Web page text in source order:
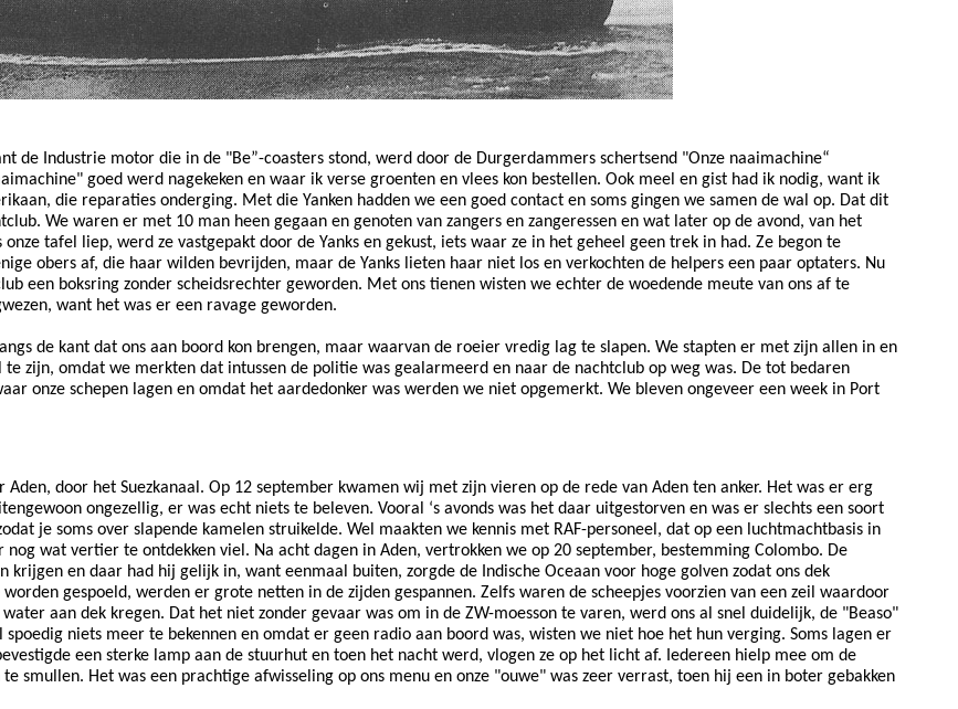
de Industrie motor die in de "Be”-coasters stond, werd door de Durgerdammers schertsend "Onze naaimachine“
goed werd nagekeken en waar ik verse groenten en vlees kon bestellen. Ook meel en gist had ik nodig, want ik
die reparaties onderging. Met die Yanken hadden we een goed contact en soms gingen we samen de wal op. Dat dit
We waren er met 10 man heen gegaan en genoten van zangers en zangeressen en wat later op de avond, van het
tafel liep, werd ze vastgepakt door de Yanks en gekust, iets waar ze in het geheel geen trek in had. Ze begon te
obers af, die haar wilden bevrijden, maar de Yanks lieten haar niet los en verkochten de helpers een paar optaters. Nu
een boksring zonder scheidsrechter geworden. Met ons tienen wisten we echter de woedende meute van ons af te
want het was er een ravage geworden.
de kant dat ons aan boord kon brengen, maar waarvan de roeier vredig lag te slapen. We stapten er met zijn allen in en
zijn, omdat we merkten dat intussen de politie was gealarmeerd en naar de nachtclub op weg was. De tot bedaren
onze schepen lagen en omdat het aardedonker was werden we niet opgemerkt. We bleven ongeveer een week in Port
door het Suezkanaal. Op 12 september kwamen wij met zijn vieren op de rede van Aden ten anker. Het was er erg
ongezellig, er was echt niets te beleven. Vooral ‘s avonds was het daar uitgestorven en was er slechts een soort
je soms over slapende kamelen struikelde. Wel maakten we kennis met RAF-personeel, dat op een luchtmachtbasis in
wat vertier te ontdekken viel. Na acht dagen in Aden, vertrokken we op 20 september, bestemming Colombo. De
krijgen en daar had hij gelijk in, want eenmaal buiten, zorgde de Indische Oceaan voor hoge golven zodat ons dek
gespoeld, werden er grote netten in de zijden gespannen. Zelfs waren de scheepjes voorzien van een zeil waardoor
aan dek kregen. Dat het niet zonder gevaar was om in de ZW-moesson te varen, werd ons al snel duidelijk, de "Beaso"
niets meer te bekennen en omdat er geen radio aan boord was, wisten we niet hoe het hun verging. Soms lagen er
een sterke lamp aan de stuurhut en toen het nacht werd, vlogen ze op het licht af. Iedereen hielp mee om de
smullen. Het was een prachtige afwisseling op ons menu en onze "ouwe" was zeer verrast, toen hij een in boter gebakken